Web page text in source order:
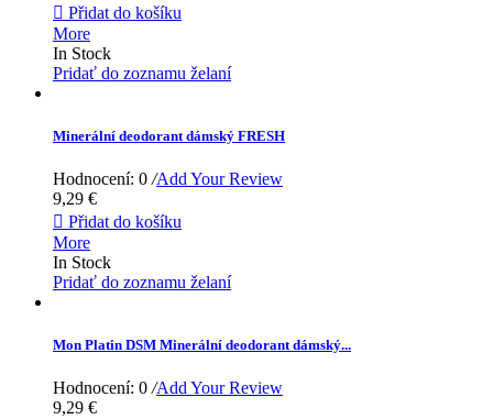
 Přidat do košíku
More
In Stock
Pridať do zoznamu želaní
Minerální deodorant dámský FRESH
Hodnocení: 0 /Add Your Review
9,29 €
 Přidat do košíku
More
In Stock
Pridať do zoznamu želaní
Mon Platin DSM Minerální deodorant dámský...
Hodnocení: 0 /Add Your Review
9,29 €